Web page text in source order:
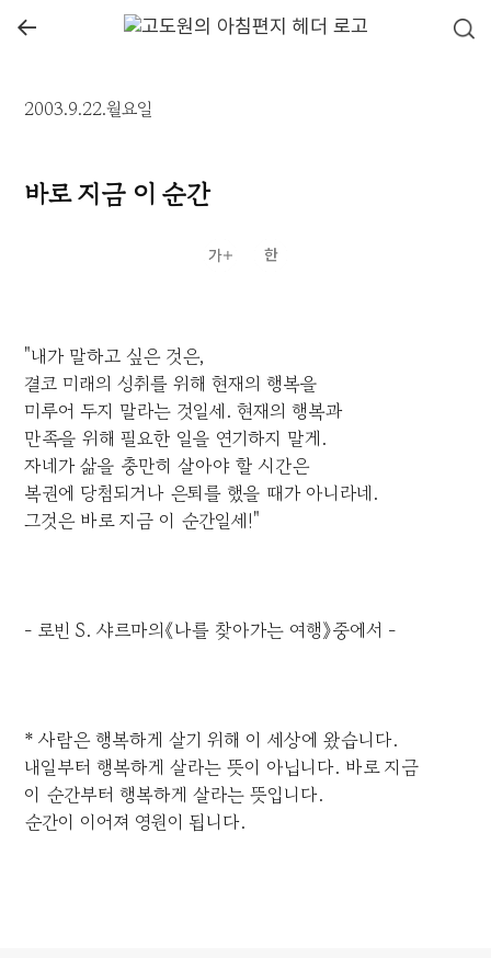
←
2003.9.22.월요일
바로 지금 이 순간
"내가 말하고 싶은 것은,
결코 미래의 성취를 위해 현재의 행복을
미루어 두지 말라는 것일세. 현재의 행복과
만족을 위해 필요한 일을 연기하지 말게.
자네가 삶을 충만히 살아야 할 시간은
복권에 당첨되거나 은퇴를 했을 때가 아니라네.
그것은 바로 지금 이 순간일세!"
- 로빈 S. 샤르마의《나를 찾아가는 여행》중에서 -
* 사람은 행복하게 살기 위해 이 세상에 왔습니다.
내일부터 행복하게 살라는 뜻이 아닙니다. 바로 지금
이 순간부터 행복하게 살라는 뜻입니다.
순간이 이어져 영원이 됩니다.